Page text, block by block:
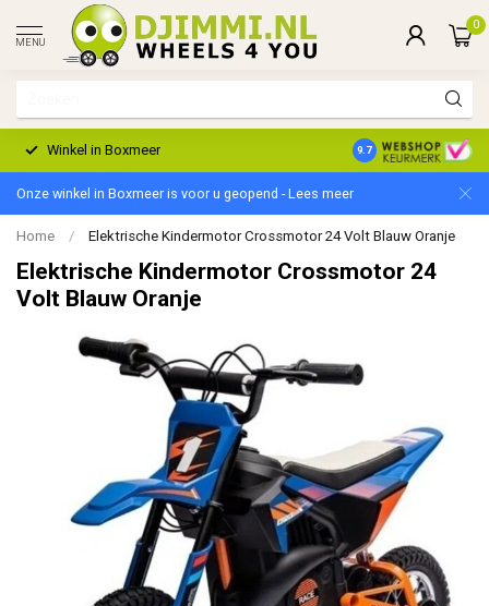
MENU
0
Winkel in Boxmeer 2 Jaar Garantie
9.7
Onze winkel in Boxmeer is voor u geopend - Lees meer
Home / Elektrische Kindermotor Crossmotor 24 Volt Blauw Oranje
Elektrische Kindermotor Crossmotor 24
Volt Blauw Oranje